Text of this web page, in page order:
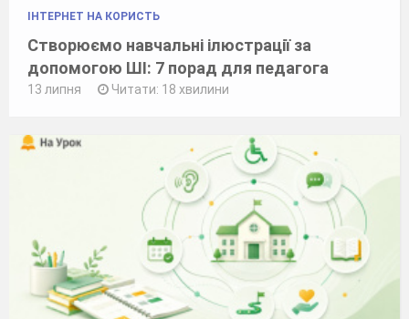
ІНТЕРНЕТ НА КОРИСТЬ
Створюємо навчальні ілюстрації за
допомогою ШІ: 7 порад для педагога
13 липня Читати: 18 хвилини